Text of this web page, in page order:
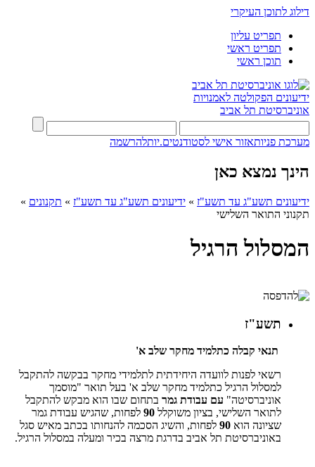
דילוג לתוכן העיקרי
תפריט עליון
תפריט ראשי
תוכן ראשי
ידיעונים הפקולטה לאמנויות
אוניברסיטת תל אביב
מערכת פניותאזור אישי לסטודנטים.יותלהרשמה
הינך נמצא כאן
ידיעונים תשע"ג עד תשע"ז » ידיעונים תשע"ג עד תשע"ז » תקנונים »
תקנוני התואר השלישי
המסלול הרגיל
תשע"ז
תנאי קבלה כתלמיד מחקר שלב א'
רשאי לפנות לוועדה היחידתית לתלמידי מחקר בבקשה להתקבל
למסלול הרגיל כתלמיד מחקר שלב א' בעל תואר "מוסמך
אוניברסיטה" עם עבודת גמר בתחום שבו הוא מבקש להתקבל
לתואר השלישי, בציון משוקלל 90 לפחות, שהגיש עבודת גמר
שציונה הוא 90 לפחות, והשיג הסכמה להנחותו בכתב מאיש סגל
באוניברסיטת תל אביב בדרגת מרצה בכיר ומעלה במסלול הרגיל.